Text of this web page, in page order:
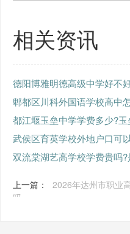
相关资讯
德阳博雅明德高级中学好不
郫都区川科外国语学校高中
都江堰玉垒中学学费多少?
武侯区育英学校外地户口可
双流棠湖艺高学校学费贵吗
上一篇：
2026年达州市职业
吗